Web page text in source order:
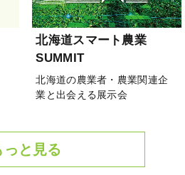
北海道スマート農業
SUMMIT
北海道の農業者・農業関連企
業と出会える展示会
っと見る